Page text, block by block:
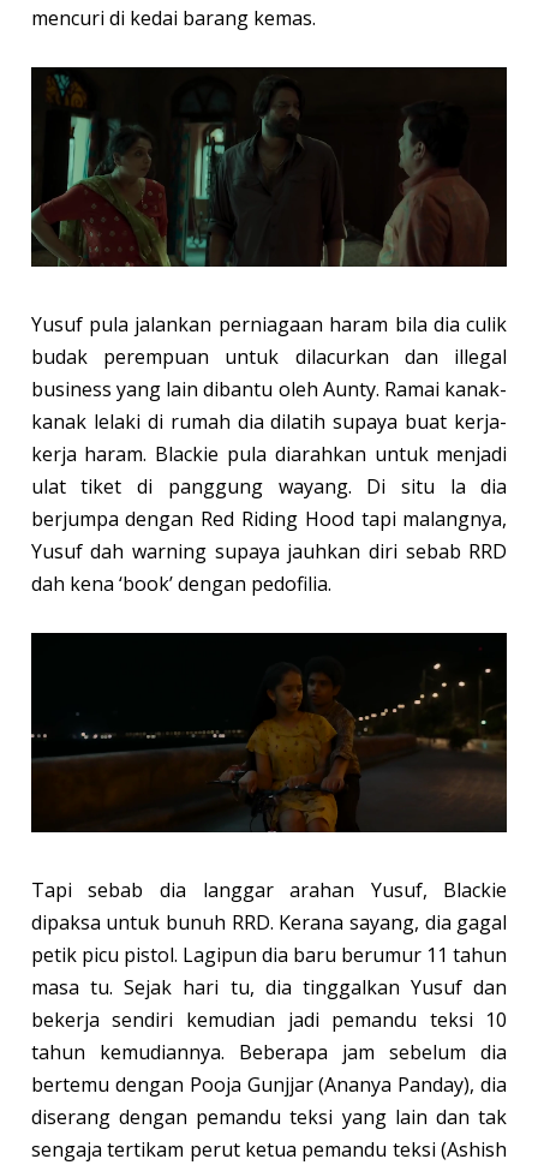
mencuri di kedai barang kemas.
Yusuf pula jalankan perniagaan haram bila dia culik
budak perempuan untuk dilacurkan dan illegal
business yang lain dibantu oleh Aunty. Ramai kanak-
kanak lelaki di rumah dia dilatih supaya buat kerja-
kerja haram. Blackie pula diarahkan untuk menjadi
ulat tiket di panggung wayang. Di situ la dia
berjumpa dengan Red Riding Hood tapi malangnya,
Yusuf dah warning supaya jauhkan diri sebab RRD
dah kena ‘book’ dengan pedofilia.
Tapi sebab dia langgar arahan Yusuf, Blackie
dipaksa untuk bunuh RRD. Kerana sayang, dia gagal
petik picu pistol. Lagipun dia baru berumur 11 tahun
masa tu. Sejak hari tu, dia tinggalkan Yusuf dan
bekerja sendiri kemudian jadi pemandu teksi 10
tahun kemudiannya. Beberapa jam sebelum dia
bertemu dengan Pooja Gunjjar (Ananya Panday), dia
diserang dengan pemandu teksi yang lain dan tak
sengaja tertikam perut ketua pemandu teksi (Ashish